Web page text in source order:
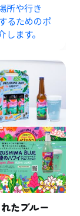
所や行き
るためのポ
ます。
たブルー